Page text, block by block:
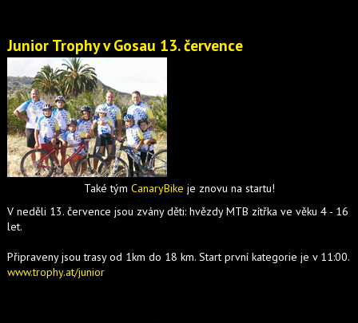
Junior Trophy v Gosau 13. července
Také tým CanaryBike je znovu na startu!
V neděli 13. července jsou zvány děti: hvězdy MTB zítřka ve věku 4 - 16
let.
Připraveny jsou trasy od 1km do 18 km. Start první kategorie je v 11:00.
www.trophy.at/junior